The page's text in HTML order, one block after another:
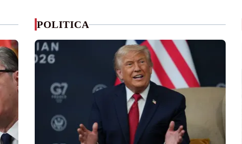
POLITICA